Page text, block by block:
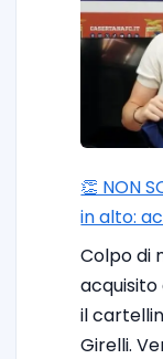
👏 NON
in alto:
Colpo di
il
Girelli.